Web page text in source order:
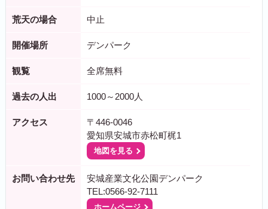
荒天の場合 中止
開催場所 デンパーク
観覧 全席無料
過去の人出 1000～2000人
アクセス
〒446-0046
愛知県安城市赤松町梶1
地図を見る
お問い合わせ先
安城産業文化公園デンパーク
TEL:0566-92-7111
ホームページ